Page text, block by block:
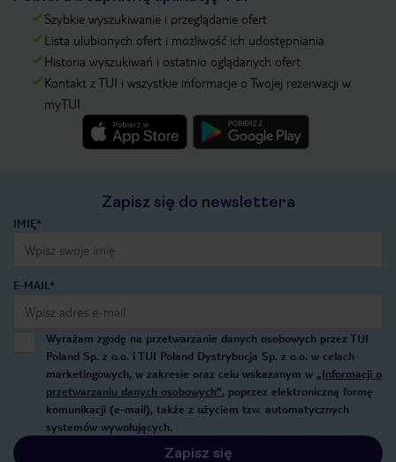
Szybkie wyszukiwanie i przeglądanie ofert
Lista ulubionych ofert i możliwość ich udostępniania
Historia wyszukiwań i ostatnio oglądanych ofert
Kontakt z TUI i wszystkie informacje o Twojej rezerwacji w
myTUI
Zapisz się do newslettera
IMIĘ*
E-MAIL*
Wyrażam zgodę na przetwarzanie danych osobowych przez TUI
Poland Sp. z o.o. i TUI Poland Dystrybucja Sp. z o.o. w celach
marketingowych, w zakresie oraz celu wskazanym w „Informacji o
przetwarzaniu danych osobowych”, poprzez elektroniczną formę
komunikacji (e-mail), także z użyciem tzw. automatycznych
systemów wywołujących.
Zapisz się